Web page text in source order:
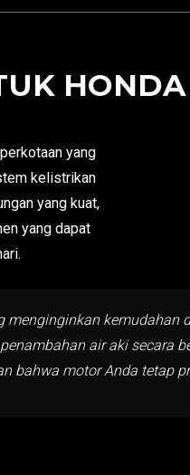
yang
kelistrikan
yang kuat,
yang dapat
kemudahan
air aki secara
bahwa motor Anda tetap